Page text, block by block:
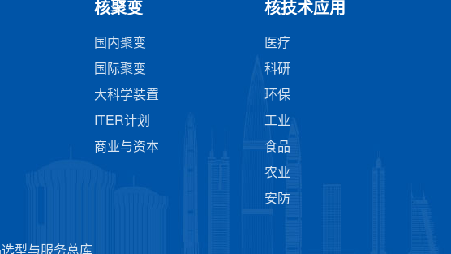
型与服务总库
核聚变
国内聚变
国际聚变
大科学装置
ITER计划
商业与资本
核技术应用
医疗
科研
环保
工业
食品
农业
安防